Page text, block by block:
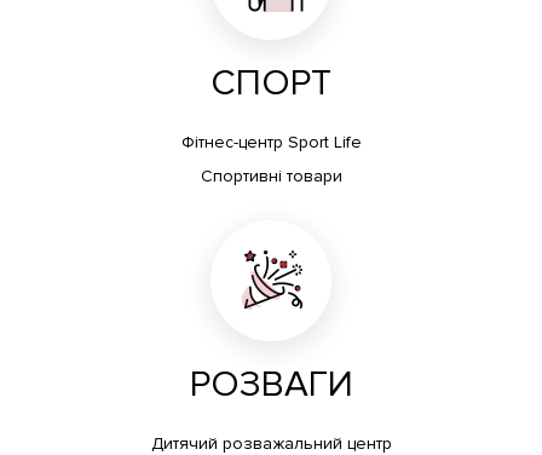
СПОРТ
Фітнес-центр Sport Life
Спортивні товари
РОЗВАГИ
Дитячий розважальний центр